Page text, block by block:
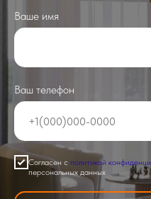
Ваше имя
Ваш телефон
Согласен с политикой
персональных данных